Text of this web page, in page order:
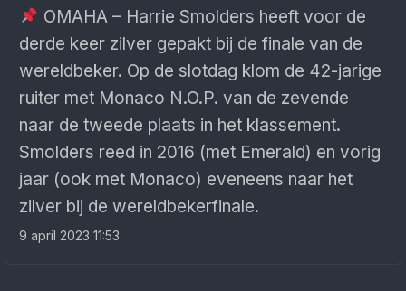
OMAHA – Harrie Smolders heeft voor de
derde keer zilver gepakt bij de finale van de
wereldbeker. Op de slotdag klom de 42-jarige
ruiter met Monaco N.O.P. van de zevende
naar de tweede plaats in het klassement.
Smolders reed in 2016 (met Emerald) en vorig
jaar (ook met Monaco) eveneens naar het
zilver bij de wereldbekerfinale.
9 april 2023 11:53